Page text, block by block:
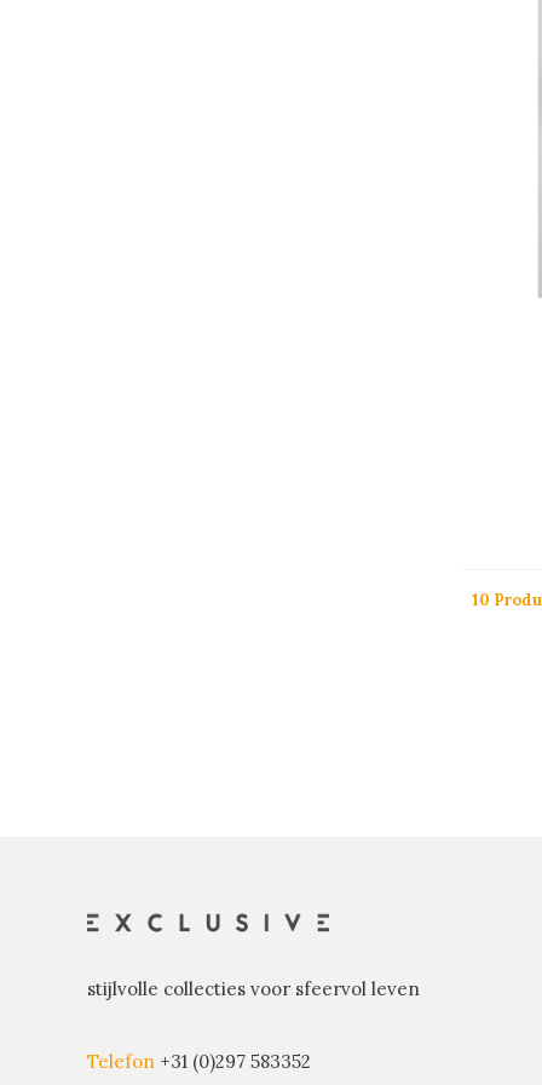
10
stijlvolle collecties voor sfeervol leven
Telefon +31 (0)297 583352